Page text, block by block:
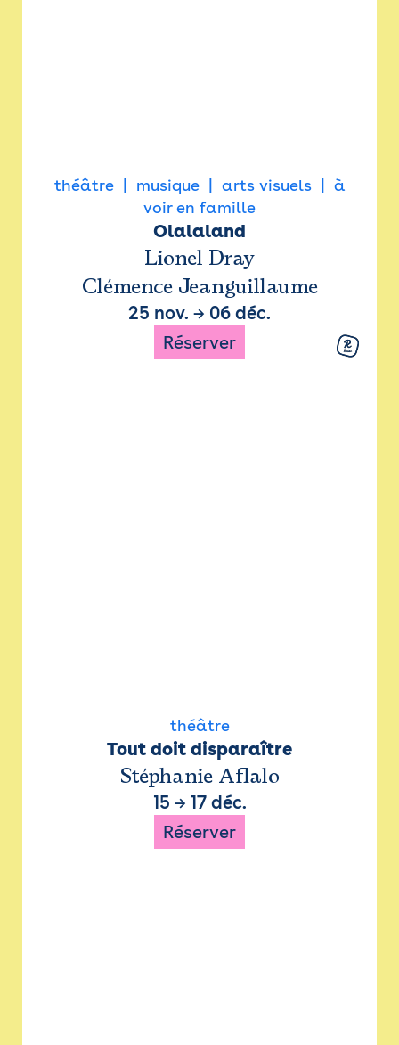
théâtre musique arts visuels
à
voir en famille
Olalaland
Lionel Dray
Clémence Jeanguillaume
25 nov. → 06 déc.
Réserver
théâtre
Tout doit disparaître
Stéphanie Aflalo
15 → 17 déc.
Réserver